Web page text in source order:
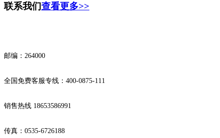
联系我们查看更多>>
邮编：264000
全国免费客服专线：400-0875-111
销售热线 18653586991
传真：0535-6726188